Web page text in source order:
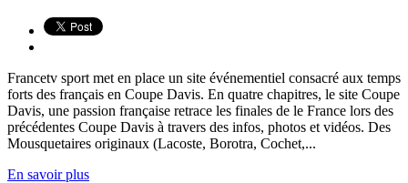
Francetv sport met en place un site événementiel consacré aux temps
forts des français en Coupe Davis. En quatre chapitres, le site Coupe
Davis, une passion française retrace les finales de le France lors des
précédentes Coupe Davis à travers des infos, photos et vidéos. Des
Mousquetaires originaux (Lacoste, Borotra, Cochet,...
En savoir plus